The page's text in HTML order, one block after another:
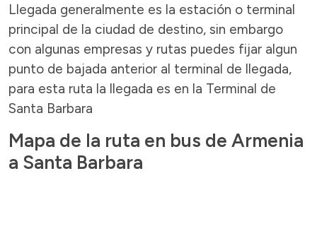
Llegada generalmente es la estación o terminal
principal de la ciudad de destino, sin embargo
con algunas empresas y rutas puedes fijar algun
punto de bajada anterior al terminal de llegada,
para esta ruta la llegada es en la Terminal de
Santa Barbara
Mapa de la ruta en bus de Armenia
a Santa Barbara